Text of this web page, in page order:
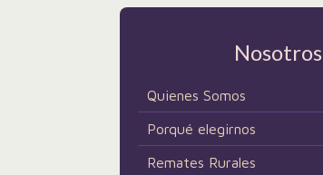
Nosotros
Quienes Somos
Porqué elegirnos
Remates Rurales